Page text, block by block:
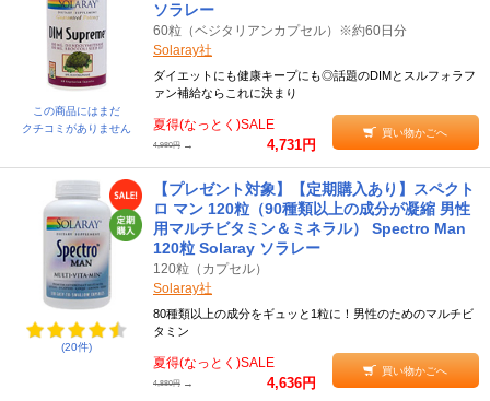
この商品にはまだ
クチコミがありません
ソラレー
60粒（ベジタリアンカプセル）※約60日分
Solaray社
ダイエットにも健康キープにも◎話題のDIMとスルフォラフ
ァン補給ならこれに決まり
夏得(なっとく)SALE
4,980円 → 4,731円
買い物かごへ
(20件)
【プレゼント対象】【定期購入あり】スペクト
ロ マン 120粒（90種類以上の成分が凝縮 男性
用マルチビタミン＆ミネラル） Spectro Man
120粒 Solaray ソラレー
120粒（カプセル）
Solaray社
80種類以上の成分をギュッと1粒に！男性のためのマルチビ
タミン
夏得(なっとく)SALE
4,880円 → 4,636円
買い物かごへ